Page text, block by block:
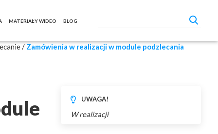
MATERIAŁY WIDEO BLOG
/ Zamówienia w realizacji w module podzlecania
UWAGA!
W realizacji